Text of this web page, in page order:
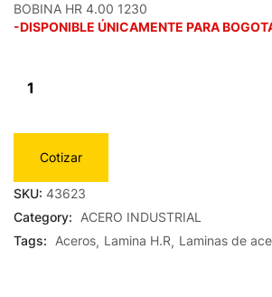
BOBINA HR 4.00 1230
-DISPONIBLE ÚNICAMENTE PARA
Cotizar
SKU: 43623
Category:
ACERO INDUSTRIAL
Tags:
Aceros Lamina H.R Laminas de